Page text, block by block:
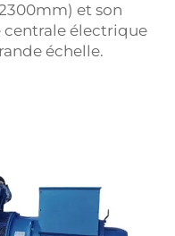
et son
centrale électrique
échelle.